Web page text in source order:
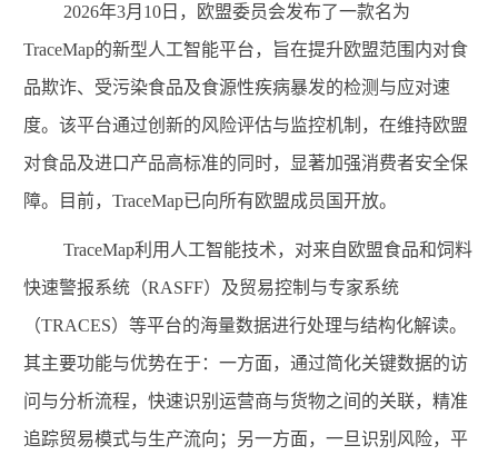
2026年3月 10 日，欧盟委员会发布了一款名为
TraceMap的新型人工智能平台，旨在提升欧盟范围内对食
品欺诈、受污染食品及食源性疾病暴发的检测与应对速
度。该平台通过创新的风险评估与监控机制，在维持欧盟
对食品及进口产品高标准的同时，显著加强消费者安全保
障。目前， TraceMap已向所有欧盟成员国开放。
TraceMap利用人工智能技术，对来自欧盟食品和饲料
快速警报系统（RASFF）及贸易控制与专家系统
（TRACES）等平台的海量数据进行处理与结构化解读。
其主要功能与优势在于：一方面，通过简化关键数据的访
问与分析流程，快速识别运营商与货物之间的关联，精准
追踪贸易模式与生产流向；另一方面，一旦识别风险，平